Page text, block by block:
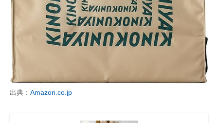
出典： Amazon.co.jp